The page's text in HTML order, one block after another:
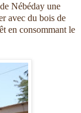
Nébéday une
avec du bois de
en consommant le